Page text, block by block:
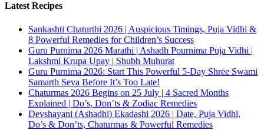
Latest Recipes
Sankashti Chaturthi 2026 | Auspicious Timings, Puja Vidhi &
8 Powerful Remedies for Children’s Success
Guru Purnima 2026 Marathi | Ashadh Pournima Puja Vidhi |
Lakshmi Krupa Upay | Shubh Muhurat
Guru Purnima 2026: Start This Powerful 5-Day Shree Swami
Samarth Seva Before It’s Too Late!
Chaturmas 2026 Begins on 25 July | 4 Sacred Months
Explained | Do’s, Don’ts & Zodiac Remedies
Devshayani (Ashadhi) Ekadashi 2026 | Date, Puja Vidhi,
Do’s & Don’ts, Chaturmas & Powerful Remedies